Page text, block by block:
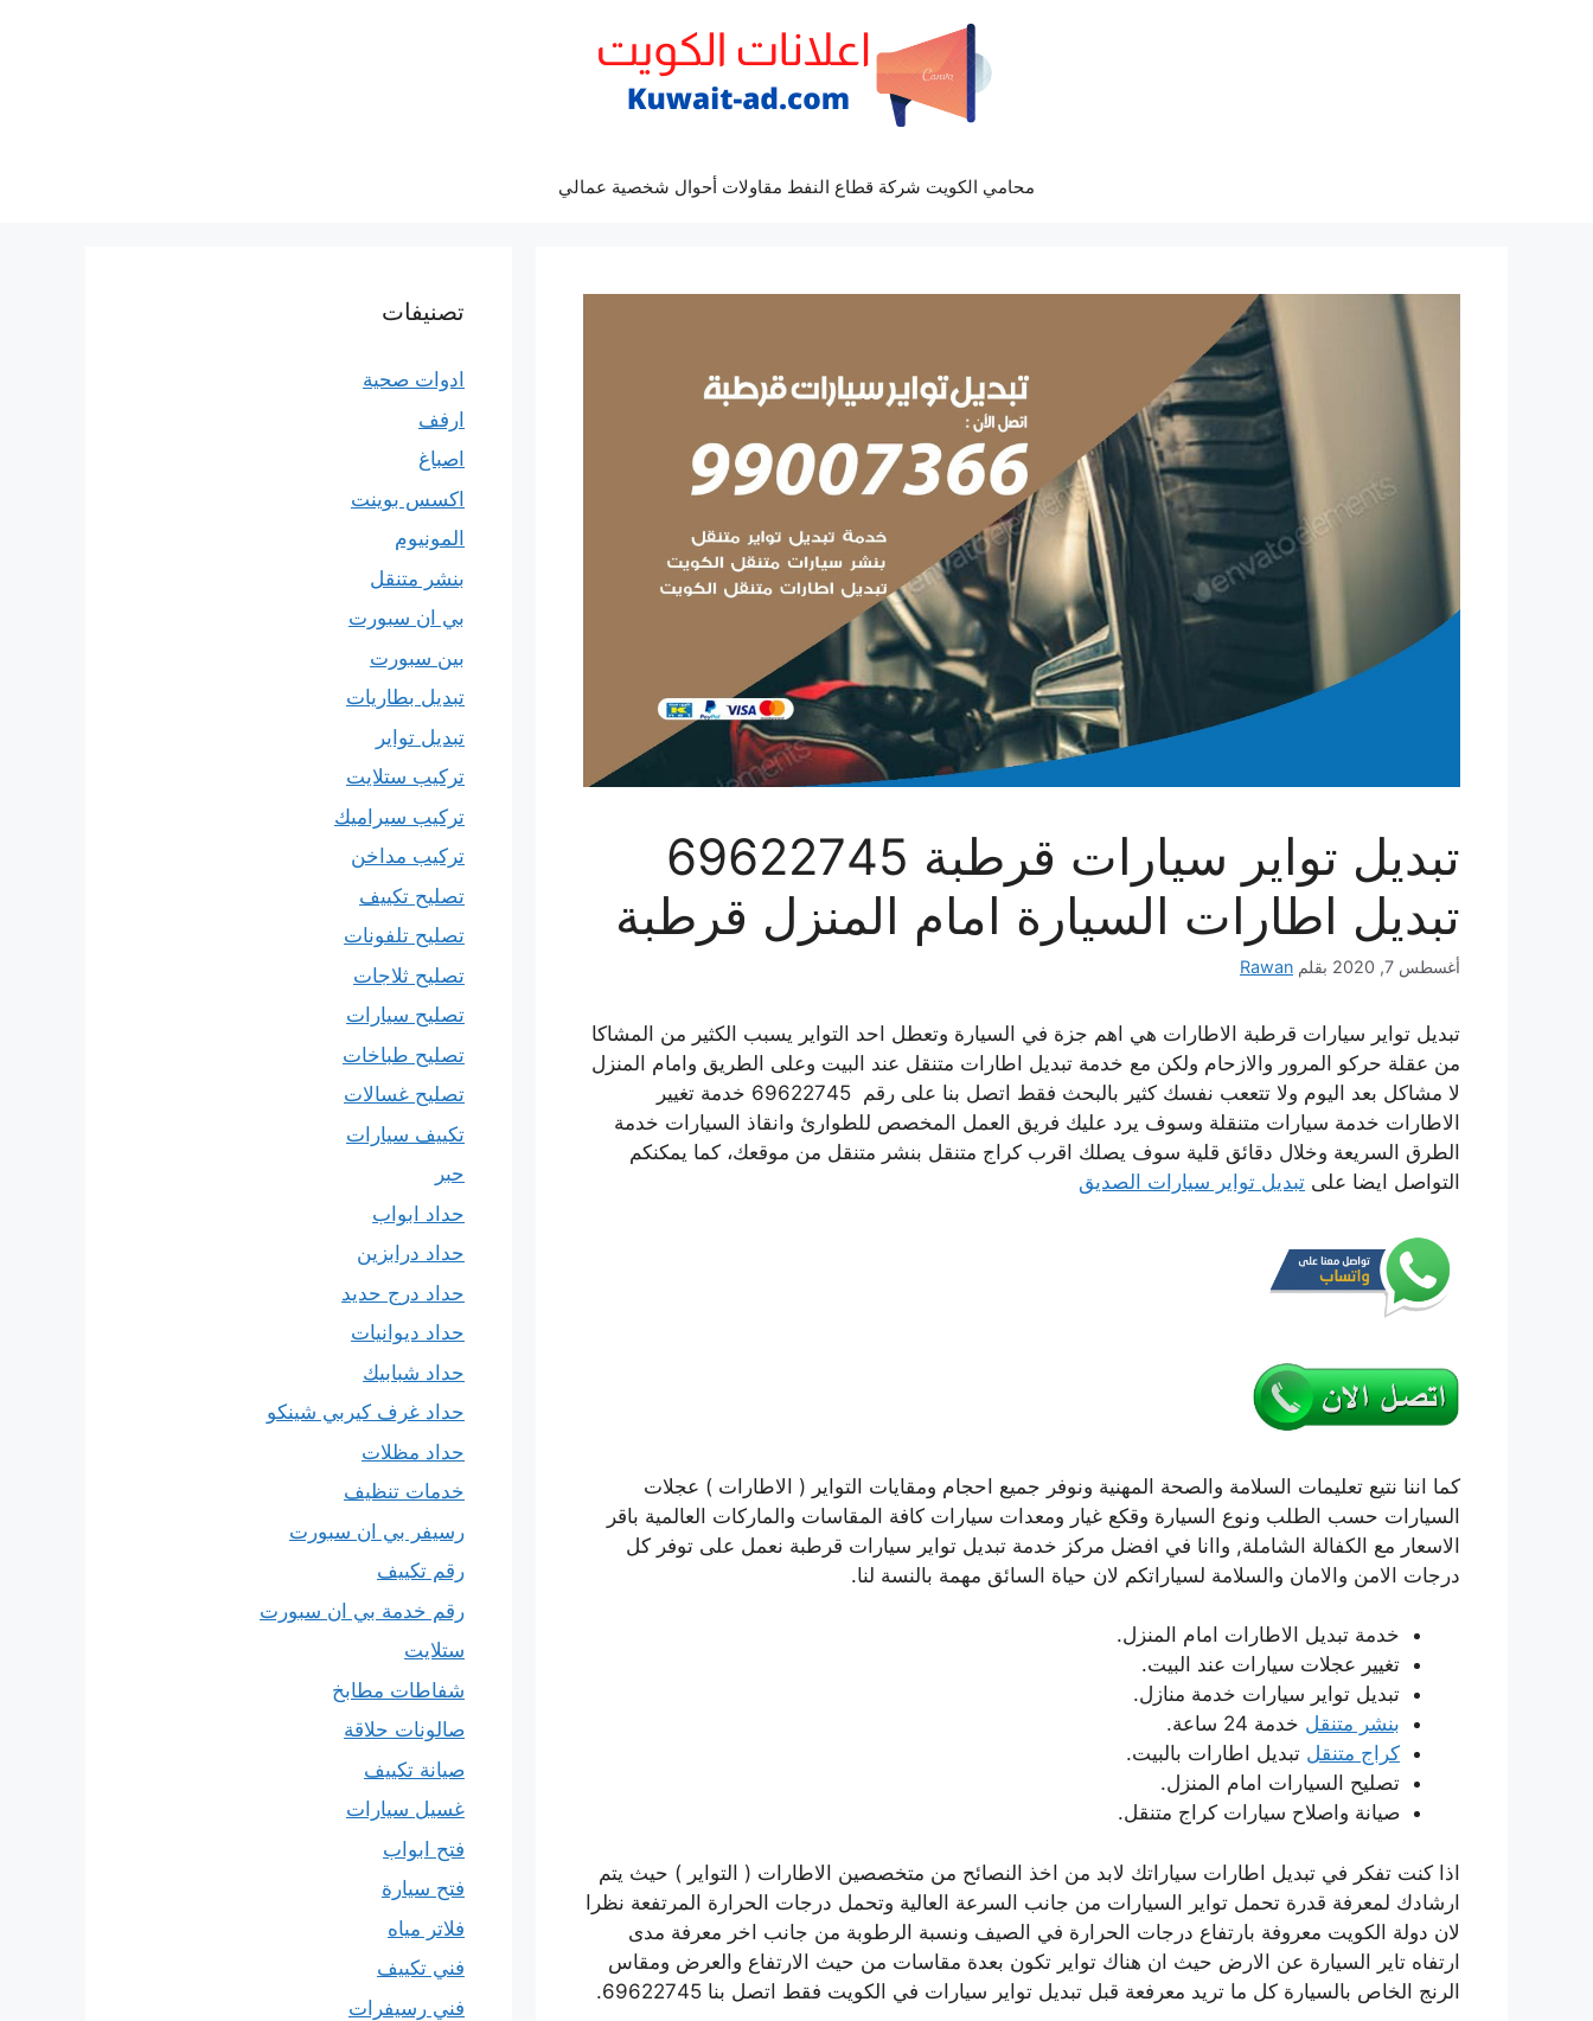
محامي الكويت شركة قطاع النفط مقاولات أحوال شخصية عمالي
تبديل تواير سيارات قرطبة 69622745
تبديل اطارات السيارة امام المنزل قرطبة
أغسطس 7, 2020 بقلم Rawan
تبديل تواير سيارات قرطبة الاطارات هي اهم جزة في السيارة وتعطل احد التواير يسبب الكثير من المشاكا
من عقلة حركو المرور والازحام ولكن مع خدمة تبديل اطارات متنقل عند البيت وعلى الطريق وامام المنزل
لا مشاكل بعد اليوم ولا تتععب نفسك كثير بالبحث فقط اتصل بنا على رقم 69622745 خدمة تغيير
الاطارات خدمة سيارات متنقلة وسوف يرد عليك فريق العمل المخصص للطوارئ وانقاذ السيارات خدمة
الطرق السريعة وخلال دقائق قلية سوف يصلك اقرب كراج متنقل بنشر متنقل من موقعك، كما يمكنكم
التواصل ايضا على تبديل تواير سيارات الصديق
كما اننا نتيع تعليمات السلامة والصحة المهنية ونوفر جميع احجام ومقايات التواير ( الاطارات ) عجلات
السيارات حسب الطلب ونوع السيارة وقكع غيار ومعدات سيارات كافة المقاسات والماركات العالمية باقر
الاسعار مع الكفالة الشاملة, واانا في افضل مركز خدمة تبديل تواير سيارات قرطبة نعمل على توفر كل
درجات الامن والامان والسلامة لسياراتكم لان حياة السائق مهمة بالنسة لنا.
خدمة تبديل الاطارات امام المنزل.
تغيير عجلات سيارات عند البيت.
تبديل تواير سيارات خدمة منازل.
بنشر متنقل خدمة 24 ساعة.
كراج متنقل تبديل اطارات بالبيت.
تصليح السيارات امام المنزل.
صيانة واصلاح سيارات كراج متنقل.
اذا كنت تفكر في تبديل اطارات سياراتك لابد من اخذ النصائح من متخصصين الاطارات ( التواير ) حيث يتم
ارشادك لمعرفة قدرة تحمل تواير السيارات من جانب السرعة العالية وتحمل درجات الحرارة المرتفعة نظرا
لان دولة الكويت معروفة بارتفاع درجات الحرارة في الصيف ونسبة الرطوبة من جانب اخر معرفة مدى
ارتفاه تاير السيارة عن الارض حيث ان هناك تواير تكون بعدة مقاسات من حيث الارتفاع والعرض ومقاس
الرنج الخاص بالسيارة كل ما تريد معرفعة قبل تبديل تواير سيارات في الكويت فقط اتصل بنا 69622745.
تصنيفات
ادوات صحية
ارفف
اصباغ
اكسس بوينت
المونيوم
بنشر متنقل
بي ان سبورت
بين سبورت
تبديل بطاريات
تبديل تواير
تركيب ستلايت
تركيب سيراميك
تركيب مداخن
تصليح تكييف
تصليح تلفونات
تصليح ثلاجات
تصليح سيارات
تصليح طباخات
تصليح غسالات
تكييف سيارات
حبر
حداد ابواب
حداد درابزين
حداد درج حديد
حداد ديوانيات
حداد شبابيك
حداد غرف كيربي شينكو
حداد مظلات
خدمات تنظيف
رسيفر بي ان سبورت
رقم تكييف
رقم خدمة بي ان سبورت
ستلايت
شفاطات مطابخ
صالونات حلاقة
صيانة تكييف
غسيل سيارات
فتح ابواب
فتح سيارة
فلاتر مياه
فني تكييف
فني رسيفرات